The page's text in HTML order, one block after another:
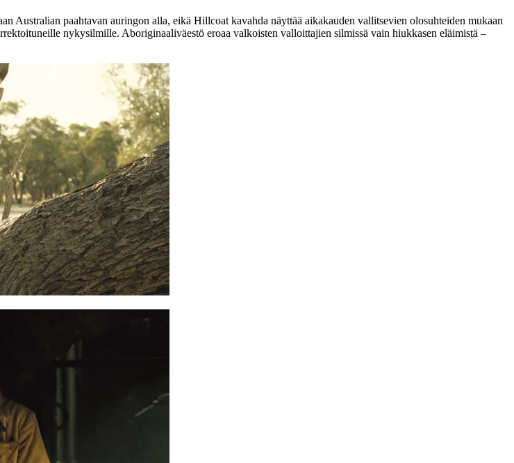
Australian paahtavan auringon alla, eikä Hillcoat kavahda näyttää aikakauden vallitsevien olosuhteiden mukaan
nykysilmille. Aboriginaaliväestö eroaa valkoisten valloittajien silmissä vain hiukkasen eläimistä –